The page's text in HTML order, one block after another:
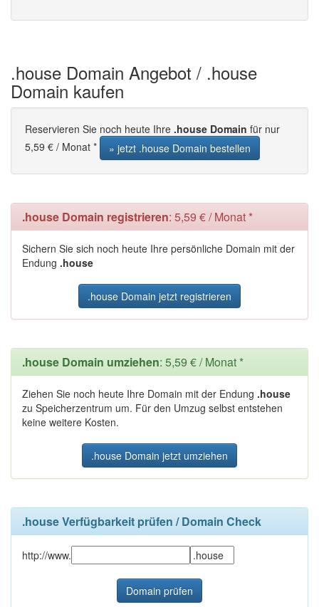
.house Domain Angebot / .house
Domain kaufen
Reservieren Sie noch heute Ihre .house Domain für nur
5,59 € / Monat *
» jetzt .house Domain bestellen
.house Domain registrieren: 5,59 € / Monat *
Sichern Sie sich noch heute Ihre persönliche Domain mit der
Endung .house
.house Domain jetzt registrieren
.house Domain umziehen: 5,59 € / Monat *
Ziehen Sie noch heute Ihre Domain mit der Endung .house
zu Speicherzentrum um. Für den Umzug selbst entstehen
keine weitere Kosten.
.house Domain jetzt umziehen
.house Verfügbarkeit prüfen / Domain Check
http://www.